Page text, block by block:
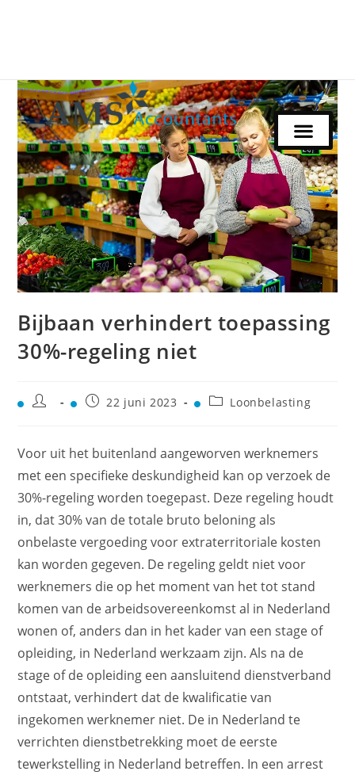
Bijbaan verhindert toepassing
30%-regeling niet
22 juni 2023 Loonbelasting
Voor uit het buitenland aangeworven werknemers
met een specifieke deskundigheid kan op verzoek de
30%-regeling worden toegepast. Deze regeling houdt
in, dat 30% van de totale bruto beloning als
onbelaste vergoeding voor extraterritoriale kosten
kan worden gegeven. De regeling geldt niet voor
werknemers die op het moment van het tot stand
komen van de arbeidsovereenkomst al in Nederland
wonen of, anders dan in het kader van een stage of
opleiding, in Nederland werkzaam zijn. Als na de
stage of de opleiding een aansluitend dienstverband
ontstaat, verhindert dat de kwalificatie van
ingekomen werknemer niet. De in Nederland te
verrichten dienstbetrekking moet de eerste
tewerkstelling in Nederland betreffen. In een arrest